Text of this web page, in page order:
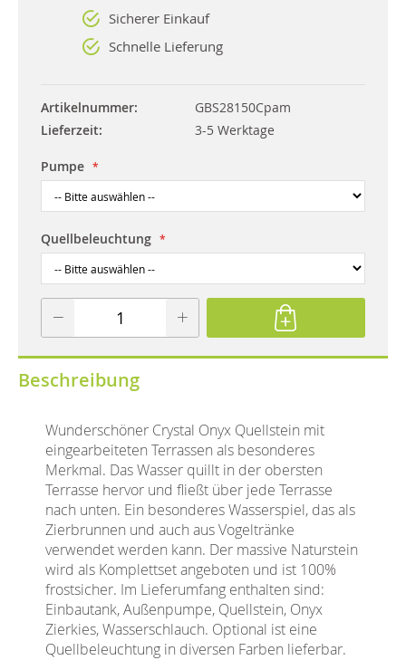
Sicherer Einkauf
Schnelle Lieferung
Artikelnummer
GBS28150Cpam
Lieferzeit
3-5 Werktage
Pumpe
Quellbeleuchtung
Beschreibung
Wunderschöner Crystal Onyx Quellstein mit
eingearbeiteten Terrassen als besonderes
Merkmal. Das Wasser quillt in der obersten
Terrasse hervor und fließt über jede Terrasse
nach unten. Ein besonderes Wasserspiel, das als
Zierbrunnen und auch aus Vogeltränke
verwendet werden kann. Der massive Naturstein
wird als Komplettset angeboten und ist 100%
frostsicher. Im Lieferumfang enthalten sind:
Einbautank, Außenpumpe, Quellstein, Onyx
Zierkies, Wasserschlauch. Optional ist eine
Quellbeleuchtung in diversen Farben lieferbar.